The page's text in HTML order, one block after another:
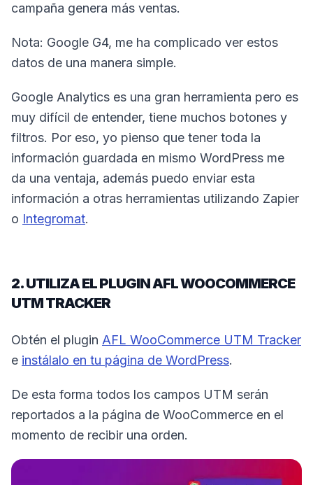
campaña genera más ventas.
Nota: Google G4, me ha complicado ver estos
datos de una manera simple.
Google Analytics es una gran herramienta pero es
muy difícil de entender, tiene muchos botones y
filtros. Por eso, yo pienso que tener toda la
información guardada en mismo WordPress me
da una ventaja, además puedo enviar esta
información a otras herramientas utilizando Zapier
o Integromat.
2. UTILIZA EL PLUGIN AFL WOOCOMMERCE
UTM TRACKER
Obtén el plugin AFL WooCommerce UTM Tracker
e instálalo en tu página de WordPress.
De esta forma todos los campos UTM serán
reportados a la página de WooCommerce en el
momento de recibir una orden.